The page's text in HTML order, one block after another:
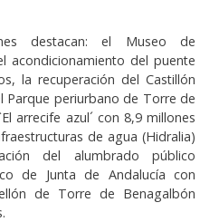
destacan: el Museo de
acondicionamiento del puente
la recuperación del Castillón
Parque periurbano de Torre de
arrecife azul´ con 8,9 millones
de agua (Hidralia)
del alumbrado público
de Junta de Andalucía con
de Torre de Benagalbón